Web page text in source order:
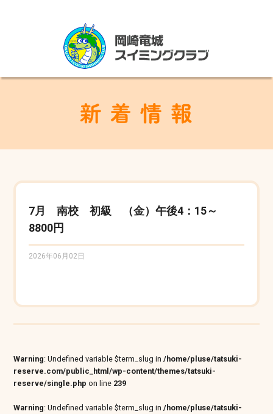
7月 南校 初級 （金）午後4：15～
8800円
2026年06月02日
Warning: Undefined variable $term_slug in/home/pluse/tatsuki-
reserve.com/public_html/wp-content/themes/tatsuki-
reserve/single.php on line 239
Warning: Undefined variable $term_slug in/home/pluse/tatsuki-